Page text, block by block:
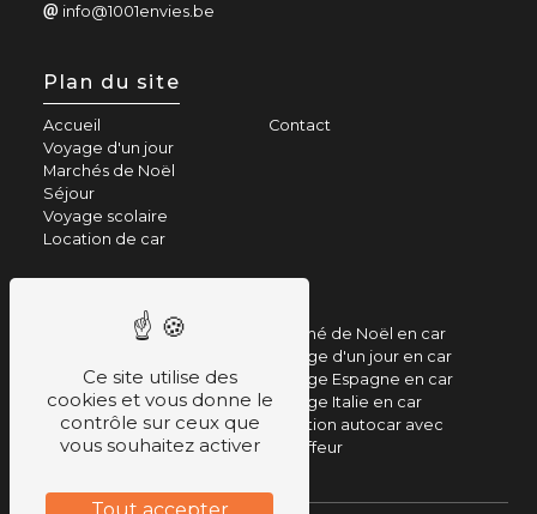
info@1001envies.be
Plan du site
Accueil
Voyage d'un jour
Marchés de Noël
Séjour
Voyage scolaire
Location de car
Contact
Séjour en autocar
Voyage en bus
Citytrip en car
Parc d'attraction en bus
Marché de Noël en car
Voyage d'un jour en car
Voyage Espagne en car
Voyage Italie en car
Location autocar avec
chauffeur
Ce site utilise des
cookies et vous donne le
contrôle sur ceux que
vous souhaitez activer